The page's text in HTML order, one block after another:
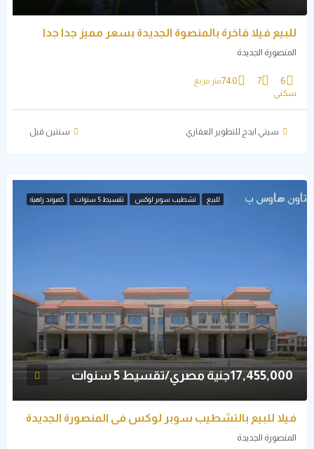
للبيع فيلا فاخرة بالمنصوة الجديدة بسعر مميز جدا جدا
المنصورة الجديدة
6
7
740متر مربع
سكني
سيتي ايدج للتطوير العقاري ‏سنتين قبل
للبيع تشطيب سوبر لوكس تقسيط 5 سنوات كمبوند زاهية
17,455,000جنية مصري/تقسيط 5 سنوات
فيلا للبيع بالتشطيب سوبر لوكس في المنصورة الجديدة
المنصورة الجديدة